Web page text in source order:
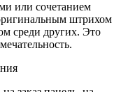
или сочетанием
штрихом
среди других. Это